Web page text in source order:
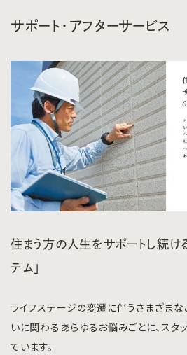
サポート・アフターサービス
住まう方の人生をサポートし続
テム」
ライフステージの変遷に伴うさまざまな
いに関わるあらゆるお悩みごとに、スタ
ています。